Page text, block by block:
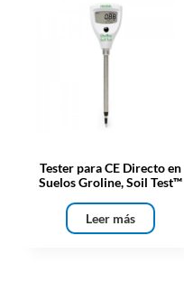
Tester para CE Directo en
Suelos Groline, Soil Test™
Leer más